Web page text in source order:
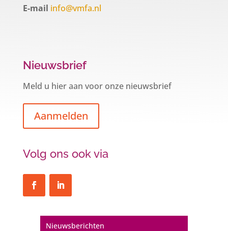
E-mail info@vmfa.nl
Nieuwsbrief
Meld u hier aan voor onze nieuwsbrief
Aanmelden
Volg ons ook via
Nieuwsberichten